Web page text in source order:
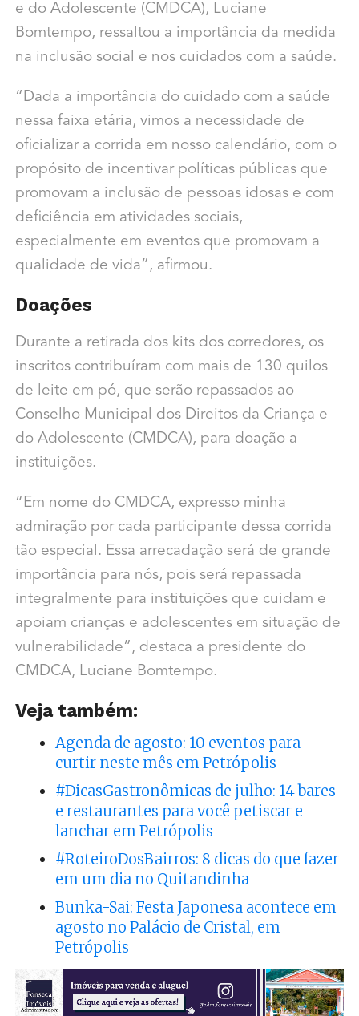
e do Adolescente (CMDCA), Luciane
Bomtempo, ressaltou a importância da medida
na inclusão social e nos cuidados com a saúde.
“Dada a importância do cuidado com a saúde
nessa faixa etária, vimos a necessidade de
oficializar a corrida em nosso calendário, com o
propósito de incentivar políticas públicas que
promovam a inclusão de pessoas idosas e com
deficiência em atividades sociais,
especialmente em eventos que promovam a
qualidade de vida”, afirmou.
Doações
Durante a retirada dos kits dos corredores, os
inscritos contribuíram com mais de 130 quilos
de leite em pó, que serão repassados ao
Conselho Municipal dos Direitos da Criança e
do Adolescente (CMDCA), para doação a
instituições.
“Em nome do CMDCA, expresso minha
admiração por cada participante dessa corrida
tão especial. Essa arrecadação será de grande
importância para nós, pois será repassada
integralmente para instituições que cuidam e
apoiam crianças e adolescentes em situação de
vulnerabilidade”, destaca a presidente do
CMDCA, Luciane Bomtempo.
Veja também:
Agenda de agosto: 10 eventos para
curtir neste mês em Petrópolis
#DicasGastronômicas de julho: 14 bares
e restaurantes para você petiscar e
lanchar em Petrópolis
#RoteiroDosBairros: 8 dicas do que fazer
em um dia no Quitandinha
Bunka-Sai: Festa Japonesa acontece em
agosto no Palácio de Cristal, em
Petrópolis